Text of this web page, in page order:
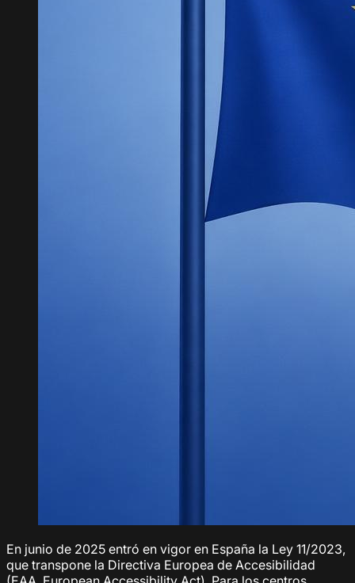
En junio de 2025 entró en vigor en España la Ley 11/2023,
que transpone la Directiva Europea de Accesibilidad